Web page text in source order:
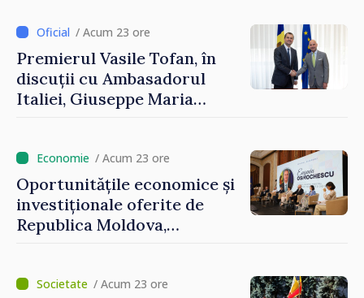
/ Acum 23 ore
Premierul Vasile Tofan, în
discuții cu Ambasadorul
Italiei, Giuseppe Maria
/ Acum 23 ore
Oportunitățile economice și
investiționale oferite de
Republica Moldova,
Forumul Diasporei
/ Acum 23 ore